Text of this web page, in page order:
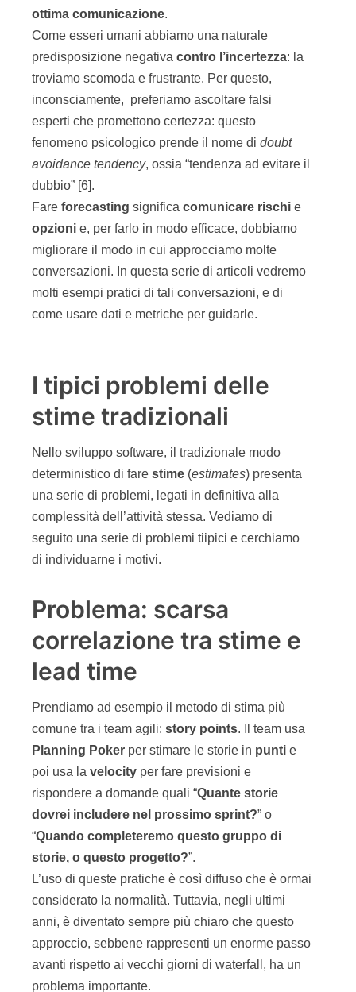
ottima comunicazione.
Come esseri umani abbiamo una naturale
predisposizione negativa contro l’incertezza: la
troviamo scomoda e frustrante. Per questo,
inconsciamente, preferiamo ascoltare falsi
esperti che promettono certezza: questo
fenomeno psicologico prende il nome di doubt
avoidance tendency, ossia “tendenza ad evitare il
dubbio” [6].
Fare forecasting significa comunicare rischi e
opzioni e, per farlo in modo efficace, dobbiamo
migliorare il modo in cui approcciamo molte
conversazioni. In questa serie di articoli vedremo
molti esempi pratici di tali conversazioni, e di
come usare dati e metriche per guidarle.
I tipici problemi delle
stime tradizionali
Nello sviluppo software, il tradizionale modo
deterministico di fare stime (estimates) presenta
una serie di problemi, legati in definitiva alla
complessità dell’attività stessa. Vediamo di
seguito una serie di problemi tiipici e cerchiamo
di individuarne i motivi.
Problema: scarsa
correlazione tra stime e
lead time
Prendiamo ad esempio il metodo di stima più
comune tra i team agili: story points. Il team usa
Planning Poker per stimare le storie in punti e
poi usa la velocity per fare previsioni e
rispondere a domande quali “Quante storie
dovrei includere nel prossimo sprint?” o
“Quando completeremo questo gruppo di
storie, o questo progetto?”.
L’uso di queste pratiche è così diffuso che è ormai
considerato la normalità. Tuttavia, negli ultimi
anni, è diventato sempre più chiaro che questo
approccio, sebbene rappresenti un enorme passo
avanti rispetto ai vecchi giorni di waterfall, ha un
problema importante.